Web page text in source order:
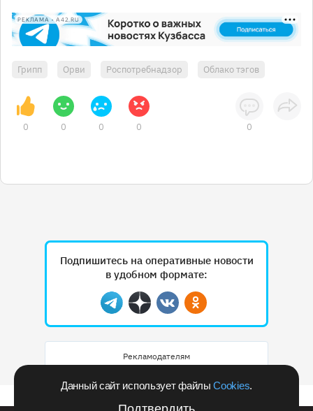
Данный сайт использует файлыCookies.
РЕКЛАМА • A42.RU
Грипп Орви Роспотребнадзор Облако тэгов
0 0 0 0 0
Подпишитесь на оперативные новости
в удобном формате:
Telegram
ДзенВконтактеОдноклассники
Рекламодателям